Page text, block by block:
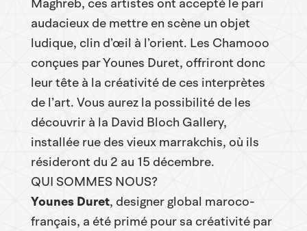
audacieux de mettre en scène un objet
ludique, clin d’œil à l’orient. Les Chamooo
conçues par Younes Duret, offriront donc
leur tête à la créativité de ces interprètes
de l’art. Vous aurez la possibilité de les
découvrir à la David Bloch Gallery,
installée rue des vieux marrakchis, où ils
résideront du 2 au 15 décembre.
QUI SOMMES NOUS?
Younes Duret, designer global maroco-
français, a été primé pour sa créativité par